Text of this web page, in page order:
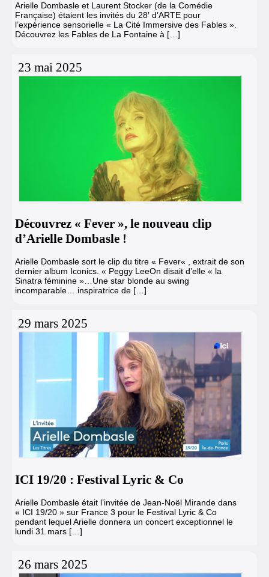
Arielle Dombasle et Laurent Stocker (de la Comédie
Française) étaient les invités du 28′ d’ARTE pour
l’expérience sensorielle « La Cité Immersive des Fables ».
Découvrez les Fables de La Fontaine à […]
23 mai 2025
Découvrez « Fever », le nouveau clip
d’Arielle Dombasle !
Arielle Dombasle sort le clip du titre « Fever« , extrait de son
dernier album Iconics. « Peggy LeeOn disait d’elle « la
Sinatra féminine »…Une star blonde au swing
incomparable… inspiratrice de […]
29 mars 2025
ICI 19/20 : Festival Lyric & Co
Arielle Dombasle était l’invitée de Jean-Noël Mirande dans
« ICI 19/20 » sur France 3 pour le Festival Lyric & Co
pendant lequel Arielle donnera un concert exceptionnel le
lundi 31 mars […]
26 mars 2025